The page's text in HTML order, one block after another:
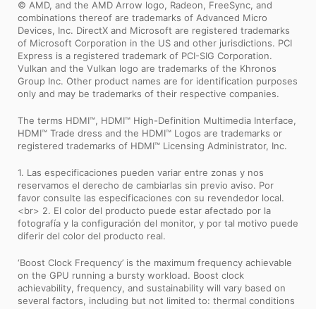
© AMD, and the AMD Arrow logo, Radeon, FreeSync, and
combinations thereof are trademarks of Advanced Micro
Devices, Inc. DirectX and Microsoft are registered trademarks
of Microsoft Corporation in the US and other jurisdictions. PCI
Express is a registered trademark of PCI-SIG Corporation.
Vulkan and the Vulkan logo are trademarks of the Khronos
Group Inc. Other product names are for identification purposes
only and may be trademarks of their respective companies.
The terms HDMI™, HDMI™ High-Definition Multimedia Interface,
HDMI™ Trade dress and the HDMI™ Logos are trademarks or
registered trademarks of HDMI™ Licensing Administrator, Inc.
1. Las especificaciones pueden variar entre zonas y nos
reservamos el derecho de cambiarlas sin previo aviso. Por
favor consulte las especificaciones con su revendedor local.
<br> 2. El color del producto puede estar afectado por la
fotografía y la configuración del monitor, y por tal motivo puede
diferir del color del producto real.
‘Boost Clock Frequency’ is the maximum frequency achievable
on the GPU running a bursty workload. Boost clock
achievability, frequency, and sustainability will vary based on
several factors, including but not limited to: thermal conditions